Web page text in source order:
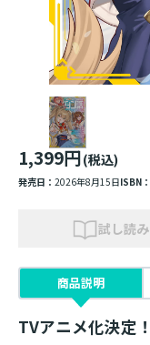
1,399円(税込)
発売日： 2026年8月15日ISBN：
試し読み
商品説明
TVアニメ化決定！